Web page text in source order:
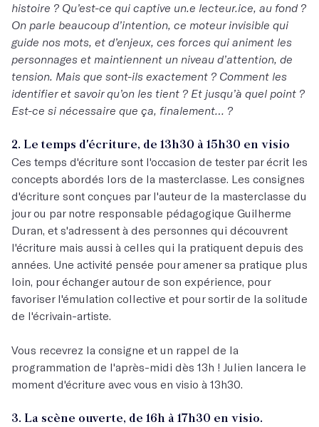
histoire ? Qu’est-ce qui captive un.e lecteur.ice, au fond ?
On parle beaucoup d’intention, ce moteur invisible qui
guide nos mots, et d’enjeux, ces forces qui animent les
personnages et maintiennent un niveau d’attention, de
tension. Mais que sont-ils exactement ? Comment les
identifier et savoir qu’on les tient ? Et jusqu’à quel point ?
Est-ce si nécessaire que ça, finalement… ?
2. Le temps d'écriture, de 13h30 à 15h30 en visio
Ces temps d'écriture sont l'occasion de tester par écrit les
concepts abordés lors de la masterclasse. Les consignes
d'écriture sont conçues par l'auteur de la masterclasse du
jour ou par notre responsable pédagogique Guilherme
Duran, et s'adressent à des personnes qui découvrent
l'écriture mais aussi à celles qui la pratiquent depuis des
années. Une activité pensée pour amener sa pratique plus
loin, pour échanger autour de son expérience, pour
favoriser l'émulation collective et pour sortir de la solitude
de l'écrivain-artiste.
Vous recevrez la consigne et un rappel de la
programmation de l'après-midi dès 13h ! Julien lancera le
moment d'écriture avec vous en visio à 13h30.
3. La scène ouverte, de 16h à 17h30 en visio.